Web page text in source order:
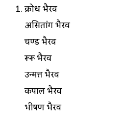
क्रोध भैरव
असितांग भैरव
चण्ड भैरव
रूरू भैरव
उन्मत्त भैरव
कपाल भैरव
भीषण भैरव